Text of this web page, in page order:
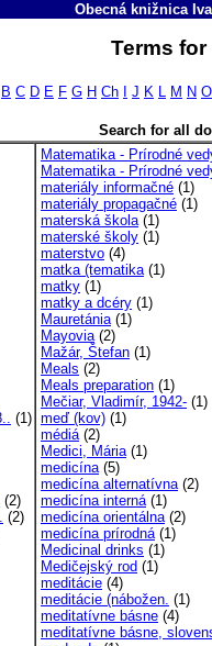
Obecná knižnica
Terms
B C D E F G H Ch J K L M N O
Search for all
(1)
(2)
(2)
Matematika - Prírodné
Matematika - Prírodné
materiály informačné (1)
materiály propagačné (1)
materská škola(1)
materské školy (1)
materstvo (4)
matka (tematika(1)
matky (1)
matky a dcéry (1)
Mauretánia(1)
Mayovia(2)
Mažár, Štefan (1)
Meals (2)
Meals preparation (1)
Mečiar, Vladimír, 1942- (1)
meď (kov) (1)
médiá(2)
Medici, Mária(1)
medicína(5)
medicína alternatívna(2)
medicína interná(1)
medicína orientálna(2)
medicína prírodná(1)
Medicinal drinks (1)
Medičejský rod (1)
meditácie (4)
meditácie (nábožen. (1)
meditatívne básne (4)
meditatívne básne,